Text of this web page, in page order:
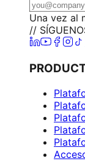
Una vez al
//